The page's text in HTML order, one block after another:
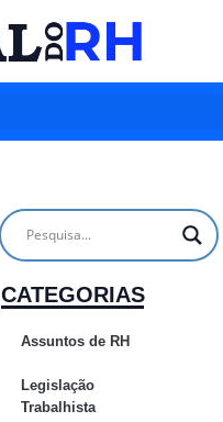
CATEGORIAS
Assuntos de RH
Legislação
Trabalhista